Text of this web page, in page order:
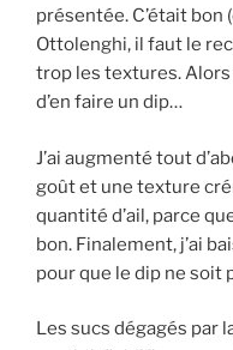
présentée. C’était
Ottolenghi, il faut le
trop les textures. Alors
d’en faire un dip…
J’ai augmenté tout
goût et une texture
quantité d’ail, parce
bon. Finalement, j’ai
pour que le dip ne soit
Les sucs dégagés par